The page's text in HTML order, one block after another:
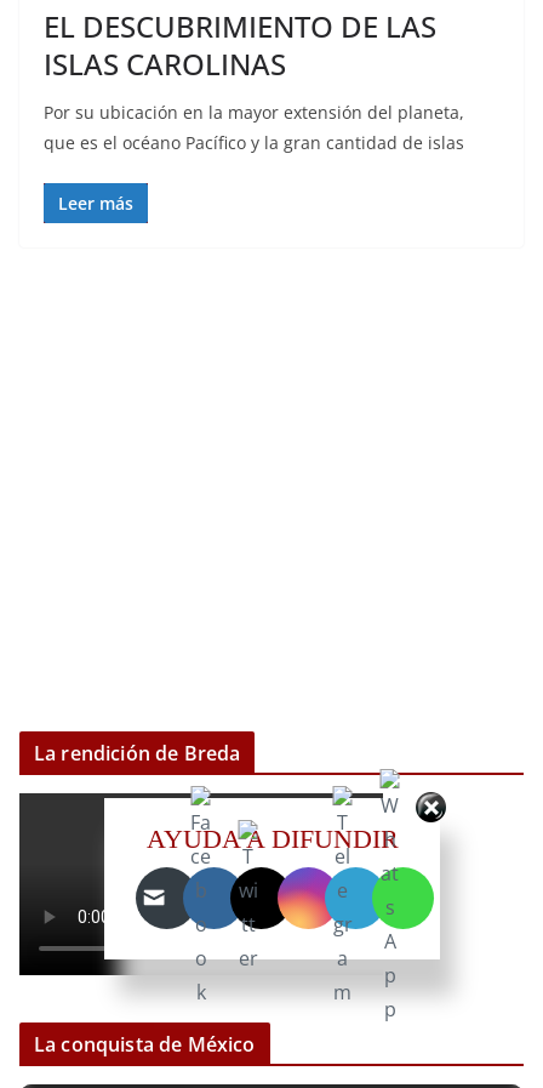
EL DESCUBRIMIENTO DE LAS
ISLAS CAROLINAS
Por su ubicación en la mayor extensión del planeta,
que es el océano Pacífico y la gran cantidad de islas
Leer más
La rendición de Breda
La conquista de México
AYUDA A DIFUNDIR